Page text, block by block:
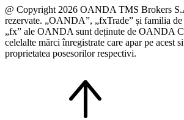
@ Copyright 2026 OANDA TMS Brokers
rezervate. „OANDA”, „fxTrade” și familia de
„fx” ale OANDA sunt deținute de OANDA
celelalte mărci înregistrate care apar pe acest
proprietatea posesorilor respectivi.